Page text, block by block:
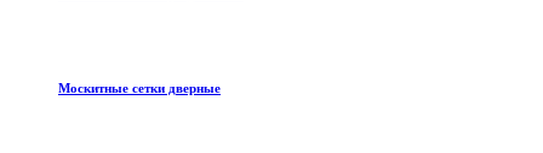
Москитные сетки дверные